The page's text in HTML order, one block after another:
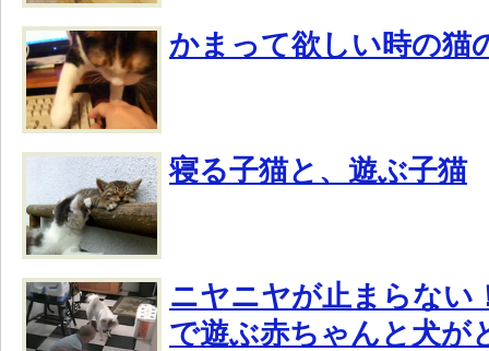
かまって欲しい時の猫
寝る子猫と、遊ぶ子猫
ニヤニヤが止まらない
で遊ぶ赤ちゃんと犬が